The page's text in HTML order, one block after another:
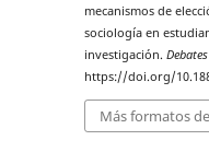
mecanismos de
sociología en
investigación.
https://doi.org/
Más formatos